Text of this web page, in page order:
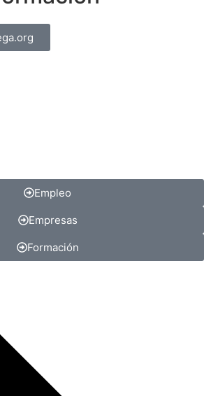
Empleo
Empresas
Formación